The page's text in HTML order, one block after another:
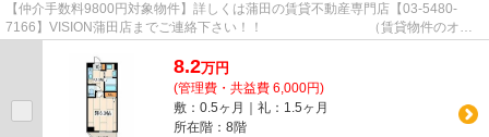
【仲介手数料9800円対象物件】詳しくは蒲田の賃貸不動産専門店【03-5480-
7166】VISION蒲田店までご連絡下さい！！ （賃貸物件のオス
スメポイント）洗面化粧台 2駅利用...
8.2万円
(管理費・共益費 6,000円)
敷：0.5ヶ月｜礼：1.5ヶ月
所在階：8階